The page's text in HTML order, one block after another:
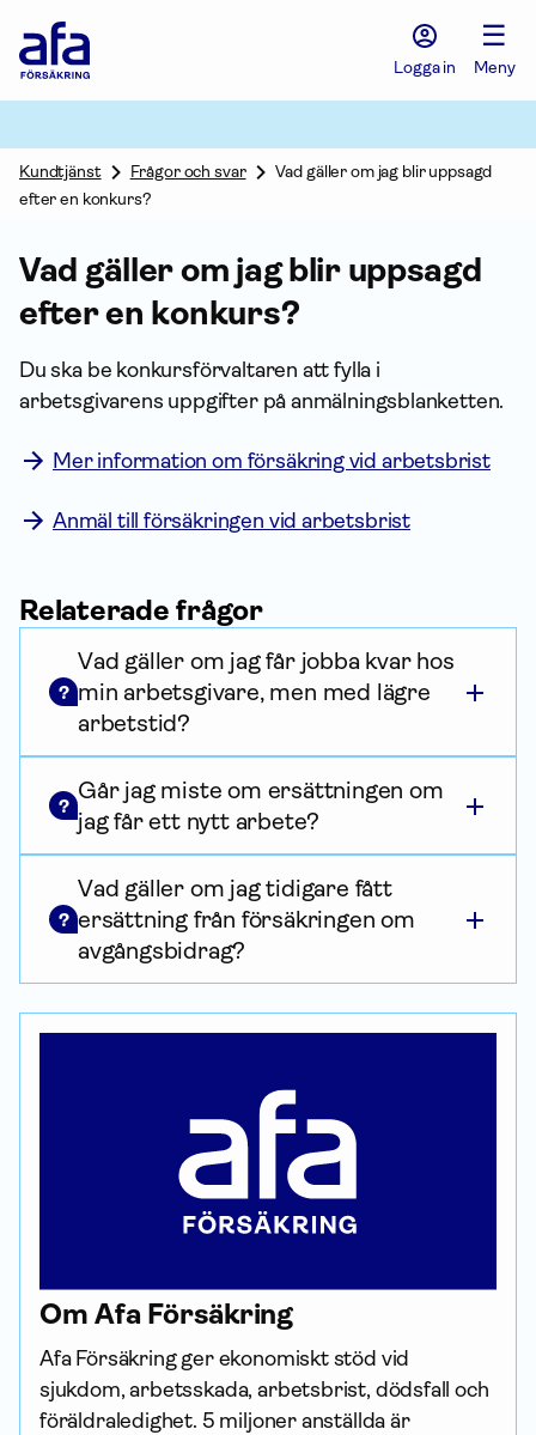
Försäkring
Logga in
☰
Meny
Kundtjänst Frågor och svar
Vad gäller om jag blir uppsagd
efter en konkurs?
Vad gäller om jag blir uppsagd
efter en konkurs?
Du ska be konkursförvaltaren att fylla i
arbetsgivarens upp­gifter på anmälnings­blanketten.
Mer information om försäkring vid arbetsbrist
Anmäl till försäkringen vid arbetsbrist
Relaterade frågor
?
Vad gäller om jag får jobba kvar hos
min arbetsgivare, men med lägre
arbetstid?
?
Går jag miste om ersättningen om
jag får ett nytt arbete?
?
Vad gäller om jag tidigare fått
ersättning från försäkringen om
avgångsbidrag?
Om Afa För­säkring
Afa För­säkring ger ekonomiskt stöd vid
sjukdom, arbetsskada, arbetsbrist, dödsfall och
föräldraledighet. 5 miljoner anställda är